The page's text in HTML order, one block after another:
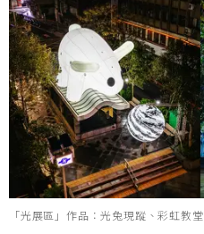
「光展區」作品：光兔現蹤、彩虹教堂